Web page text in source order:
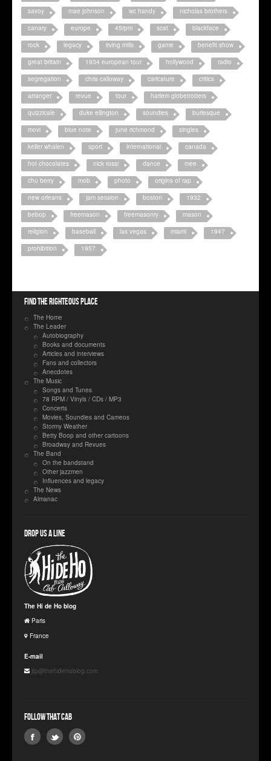
savoy
mae johnson wc handy
nicholas brothers
canary
europe 45rpm scat
blackface
rock
legacy irving mills game
benefit show
great britain
1934 european tour hollywood
radio
segregation
chris calloway caricature
critics
arranger
revue tour
harlem globetrotters
quizzicale
duke ellington soundies
burlesque
movi
blue note june richmond
singles
keller whalen
sport international
canada
hot chocolates
nick rossi dance
mee
chu berry
mob photo
origins of rap
new orleans
jam session boston
1932
bebop
freemason freemasonry
mason
religion
baseball las vegas miami
1947
prohibition
1957
Find the righteous place
The Home
The Leader
Autobiography
Books and documents
Articles and interviews
Fans and collectors
Anecdotes
The Music
Songs and Tunes
78 RPM / Vinyls / CDs / MP3
Concerts
Movies, Soundies and Cameos
Stormy Weather
Betty Boop and other cartoons
Broadway and Revues
The Band
On the bandstand
Other jazzmen
Influences and legacy
The News
Almanac
Drop us a line
The Hi de Ho blog
Paris
France
E-mail
jfp@thehidehoblog.com
Follow that Cab